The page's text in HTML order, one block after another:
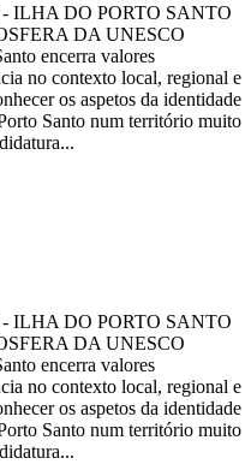
ILHA DO PORTO SANTO
DA UNESCO
encerra valores
no contexto local, regional e
os aspetos da identidade
Santo num território muito
ILHA DO PORTO SANTO
DA UNESCO
encerra valores
no contexto local, regional e
os aspetos da identidade
Santo num território muito